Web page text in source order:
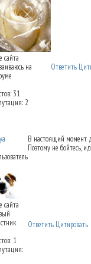
сайта
на
31
2
Ответить
сайта
1
В настоящий момент
Поэтому не бойтесь,
Ответить Цитировать